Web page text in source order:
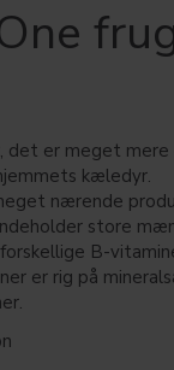
det er meget mere
kæledyr.
nærende
store
B-
er rig på